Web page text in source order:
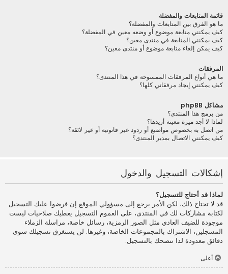
قائمة المتابعات والمفضلة
ما هو الفرق بين المتابعات والمفضلة؟
كيف يمكنني متابعة موضوع أو وضعه معين في المفضلة؟
كيف يمكنني المتابعة في منتدى معين؟
كيف يمكن إلغاء متابعة موضوع أو منتدى معين؟
المرفقات
ما هي أنواع المرفقات الممسوحة في هذا المنتدى؟
كيف يمكنني إيجاد مرفقاتي كلها؟
مشاكل phpBB
من برمج هذا المنتدى؟
لماذا لا أجد ميزة معينة أريدها؟
من اتصل به بخصوص مواضيع أو ردود غير قانونية أو غير لائقة؟
كيف يمكنني الاتصال بمدير المنتدى؟
إشكالات التسجيل والدخول
لماذا قد أحتاج للتسجيل؟
قد لا تحتاج ذلك، لكن الأمر يرجع إلى مسؤولي الموقع إن فرضوا عليك التسجيل
لكتابة مشاركات لك في المنتدى، على العموم التسجيل يعطيك صلاحيات ليست
موجودة للضيف العادي مثل الصور الرمزية، رسائل خاصة، مراسلة الزملاء
المسجلين، الاشتراك بالمجموعات الخاصة، وغيرها. لن يستغرق تسجيلك سوى
دقائق معدودة لذا ننصحك بالتسجيل.
أعلى